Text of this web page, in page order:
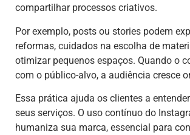
compartilhar processos criativos.
Por exemplo, posts ou stories podem
reformas, cuidados na escolha de
otimizar pequenos espaços. Quando o
com o público-alvo, a audiência cresce
Essa prática ajuda os clientes a
seus serviços. O uso contínuo do
humaniza sua marca, essencial para